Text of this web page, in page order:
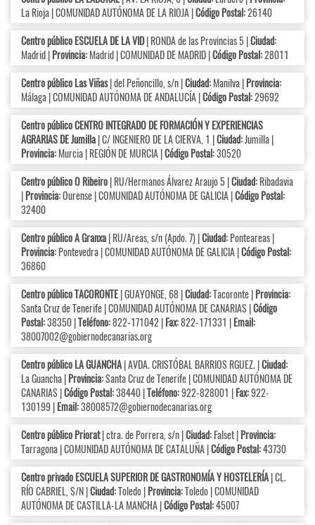
La Rioja | COMUNIDAD AUTÓNOMA DE LA RIOJA |Código Postal:26140
Centro público ESCUELA DE LA VID| RONDA de las Provincias 5 |Ciudad:
Madrid |Provincia:Madrid | COMUNIDAD DE MADRID |Código Postal:28011
Centro público Las Viñas| del Peñoncillo, s/n |Ciudad:Manilva |Provincia:
Málaga | COMUNIDAD AUTÓNOMA DE ANDALUCÍA |Código Postal:29692
Centro público CENTRO INTEGRADO DE FORMACIÓN Y EXPERIENCIAS
AGRARIAS DE Jumilla| C/ INGENIERO DE LA CIERVA, 1 |Ciudad:Jumilla |
Provincia:Murcia | REGIÓN DE MURCIA |Código Postal:30520
Centro público O Ribeiro| RU/Hermanos Álvarez Araujo 5 |Ciudad:Ribadavia
|Provincia:Ourense | COMUNIDAD AUTÓNOMA DE GALICIA |Código Postal:
32400
Centro público A Granxa| RU/Areas, s/n (Apdo. 7) |Ciudad:Ponteareas |
Provincia:Pontevedra | COMUNIDAD AUTÓNOMA DE GALICIA |Código Postal:
36860
Centro público TACORONTE| GUAYONGE, 68 |Ciudad:Tacoronte |Provincia:
Santa Cruz de Tenerife | COMUNIDAD AUTÓNOMA DE CANARIAS |Código
Postal:38350 |Teléfono:822-171042 |Fax:822-171331 |Email:
38007002@gobiernodecanarias.org
Centro público LA GUANCHA| AVDA. CRISTÓBAL BARRIOS RGUEZ. |Ciudad:
La Guancha |Provincia:Santa Cruz de Tenerife | COMUNIDAD AUTÓNOMA DE
CANARIAS |Código Postal:38440 |Teléfono:922-828001 |Fax:922-
130199 |Email:38008572@gobiernodecanarias.org
Centro público Priorat| ctra. de Porrera, s/n |Ciudad:Falset |Provincia:
Tarragona | COMUNIDAD AUTÓNOMA DE CATALUÑA |Código Postal:43730
Centro privado ESCUELA SUPERIOR DE GASTRONOMÍA Y HOSTELERÍA| CL.
RÍO CABRIEL, S/N |Ciudad:Toledo |Provincia:Toledo | COMUNIDAD
AUTÓNOMA DE CASTILLA-LA MANCHA |Código Postal:45007